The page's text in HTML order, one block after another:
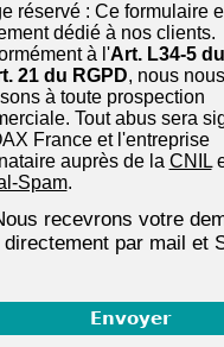
réservé : Ce formulaire
dédié à nos clients.
à l'Art. L34-5
21 du RGPD, nous nous
à toute prospection
Tout abus sera
France et l'entreprise
auprès de la CNIL
Spam.
recevrons votre
directement par mail et